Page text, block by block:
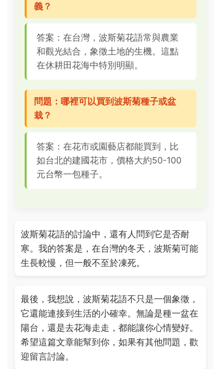
義？
答案：在台灣，波斯菊花語常與農業
和觀光結合，象徵土地的生機。這點
在休耕田花海中特別明顯。
問題：哪裡可以買到波斯菊種子或盆
栽？
答案：在花市或園藝店都能買到，比
如台北的建國花市，價格大約50-100
元台幣一包種子。
波斯菊花語的討論中，還有人問到它是否耐
寒。我的答案是，在台灣的冬天，波斯菊可能
生長較慢，但一般不至於凍死。
最後，我想說，波斯菊花語不只是一個象徵，
它還能連接到生活的小確幸。無論是種一盆在
陽台，還是去花海走走，都能讓你心情變好。
希望這篇文章能幫到你，如果有其他問題，歡
迎留言討論。